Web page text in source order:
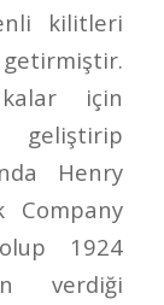
kilitleri
için
Henry
1924
verdiği